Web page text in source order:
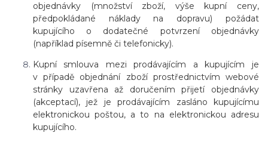
objednávky (množství zboží, výše kupní ceny,
předpokládané náklady na dopravu) požádat
kupujícího o dodatečné potvrzení objednávky
(například písemně či telefonicky).
Kupní smlouva mezi prodávajícím a kupujícím je
v případě objednání zboží prostřednictvím webové
stránky uzavřena až doručením přijetí objednávky
(akceptací), jež je prodávajícím zasláno kupujícímu
elektronickou poštou, a to na elektronickou adresu
kupujícího.